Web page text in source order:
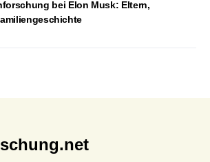
bei Elon Musk: Eltern,